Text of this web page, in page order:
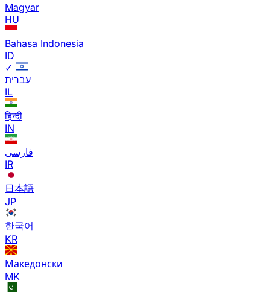
Magyar
HU
Bahasa Indonesia
ID
✓
עברית
IL
हिन्दी
IN
فارسی
IR
日本語
JP
한국어
KR
Македонски
MK